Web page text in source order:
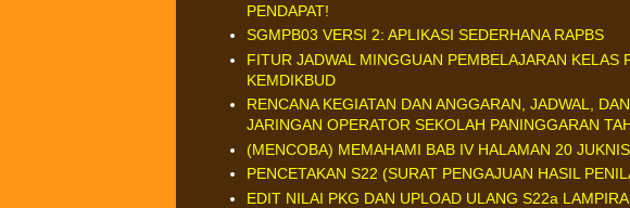
PENDAPAT!
SGMPB03 VERSI 2: APLIKASI SEDERHANA RAPBS
FITUR JADWAL MINGGUAN PEMBELAJARAN KELAS
KEMDIKBUD
RENCANA KEGIATAN DAN ANGGARAN, JADWAL,
JARINGAN OPERATOR SEKOLAH PANINGGARAN
(MENCOBA) MEMAHAMI BAB IV HALAMAN 20
PENCETAKAN S22 (SURAT PENGAJUAN HASIL
EDIT NILAI PKG DAN UPLOAD ULANG S22a